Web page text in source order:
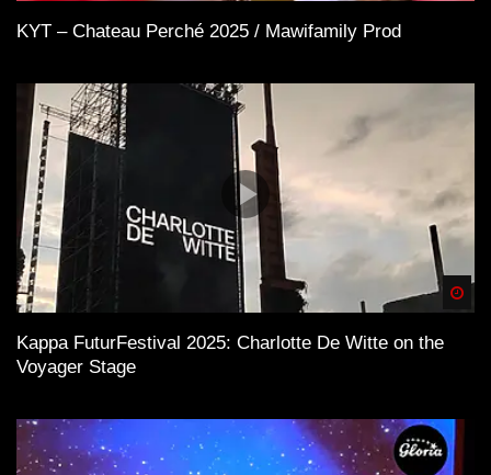
KYT – Chateau Perché 2025 / Mawifamily Prod
Kappa FuturFestival 2025: Charlotte De Witte on the
Voyager Stage